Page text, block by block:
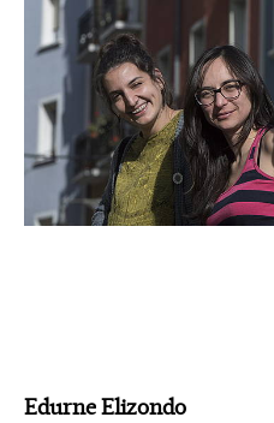
Edurne Elizondo